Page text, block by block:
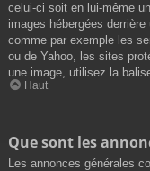
celui-ci soit en lui-même
images hébergées
comme par exemple les
ou de Yahoo, les sites
une image, utilisez la
Haut
Que sont les
Les annonces générales